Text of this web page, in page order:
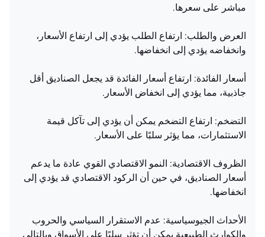
مباشر على سعرها.
العرض والطلب: ارتفاع الطلب يؤدي إلى ارتفاع الأسعار،
وانخفاضه يؤدي إلى انخفاضها.
أسعار الفائدة: ارتفاع أسعار الفائدة قد يجعل الصناديق أقل
جاذبية، مما يؤدي إلى انخفاض الأسعار.
التضخم: ارتفاع التضخم يمكن أن يؤدي إلى تآكل قيمة
الاستثمارات، مما يؤثر سلبًا على الأسعار.
الظروف الاقتصادية: النمو الاقتصادي القوي عادة ما يدعم
أسعار الصناديق، في حين أن الركود الاقتصادي قد يؤدي إلى
انخفاضها.
الأحداث الجيوسياسية: عدم الاستقرار السياسي والحروب
والكوارث الطبيعية يمكن أن تؤثر سلبًا على الأسواق وبالتالي